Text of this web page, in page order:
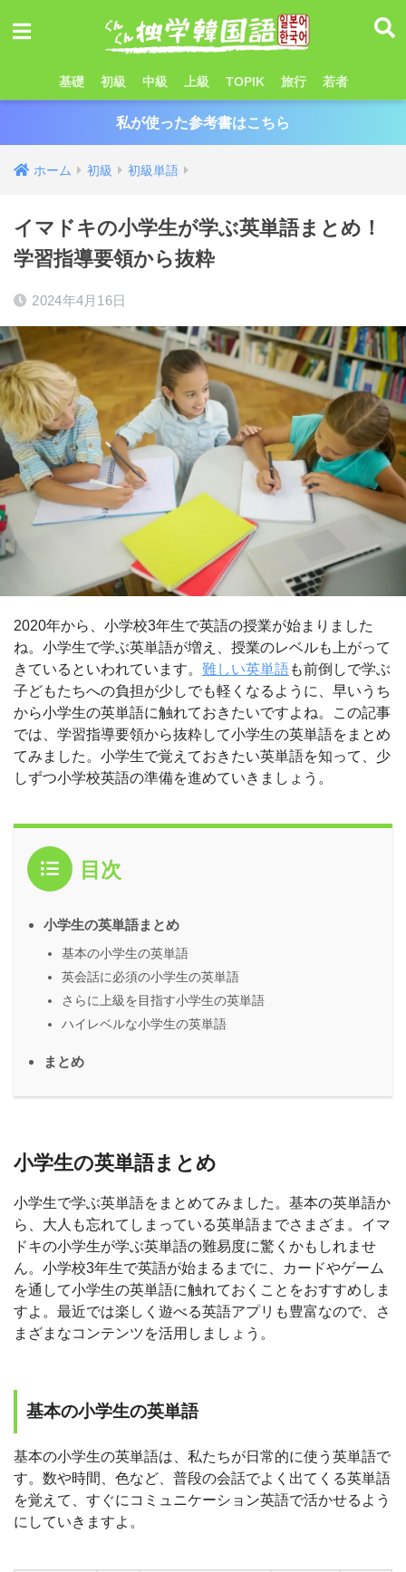
基礎 初級 中級 上級 TOPIK 旅行 若者
私が使った参考書はこちら
ホーム 初級 初級単語
イマドキの小学生が学ぶ英単語まとめ！
学習指導要領から抜粋
2024年4月16日
2020年から、小学校3年生で英語の授業が始まりました
ね。小学生で学ぶ英単語が増え、授業のレベルも上がって
きているといわれています。 難しい英単語も前倒しで学ぶ
子どもたちへの負担が少しでも軽くなるように、早いうち
から小学生の英単語に触れておきたいですよね。この記事
では、学習指導要領から抜粋して小学生の英単語をまとめ
てみました。小学生で覚えておきたい英単語を知って、少
しずつ小学校英語の準備を進めていきましょう。
目次
小学生の英単語まとめ
基本の小学生の英単語
英会話に必須の小学生の英単語
さらに上級を目指す小学生の英単語
ハイレベルな小学生の英単語
まとめ
小学生の英単語まとめ
小学生で学ぶ英単語をまとめてみました。基本の英単語か
ら、大人も忘れてしまっている英単語までさまざま。イマ
ドキの小学生が学ぶ英単語の難易度に驚くかもしれませ
ん。小学校3年生で英語が始まるまでに、カードやゲーム
を通して小学生の英単語に触れておくことをおすすめしま
すよ。最近では楽しく遊べる英語アプリも豊富なので、さ
まざまなコンテンツを活用しましょう。
基本の小学生の英単語
基本の小学生の英単語は、私たちが日常的に使う英単語で
す。数や時間、色など、普段の会話でよく出てくる英単語
を覚えて、すぐにコミュニケーション英語で活かせるよう
にしていきますよ。